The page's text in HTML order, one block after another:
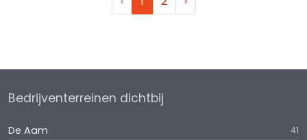
Bedrijventerreinen dichtbij
De Aam 41